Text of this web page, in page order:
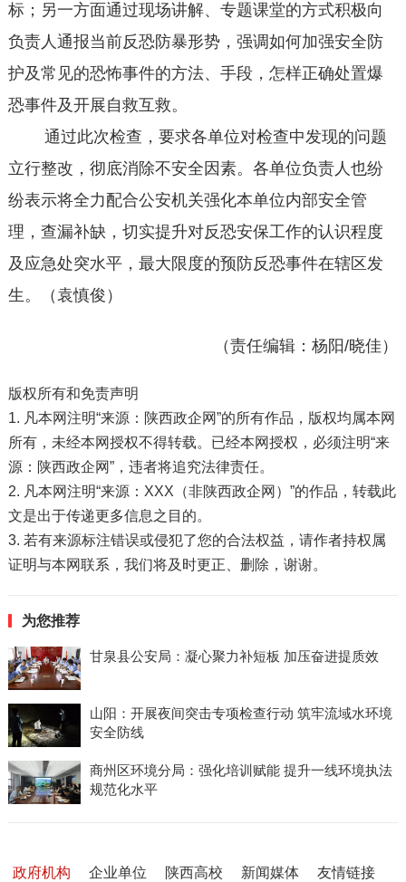
标；另一方面通过现场讲解、专题课堂的方式积极向
负责人通报当前反恐防暴形势，强调如何加强安全防
护及常见的恐怖事件的方法、手段，怎样正确处置爆
恐事件及开展自救互救。
通过此次检查，要求各单位对检查中发现的问题
立行整改，彻底消除不安全因素。各单位负责人也纷
纷表示将全力配合公安机关强化本单位内部安全管
理，查漏补缺，切实提升对反恐安保工作的认识程度
及应急处突水平，最大限度的预防反恐事件在辖区发
生。（袁慎俊）
（责任编辑：杨阳/晓佳）
版权所有和免责声明
1. 凡本网注明“来源：陕西政企网”的所有作品，版权均属本网
所有，未经本网授权不得转载。已经本网授权，必须注明“来
源：陕西政企网”，违者将追究法律责任。
2. 凡本网注明“来源：XXX（非陕西政企网）”的作品，转载此
文是出于传递更多信息之目的。
3. 若有来源标注错误或侵犯了您的合法权益，请作者持权属
证明与本网联系，我们将及时更正、删除，谢谢。
为您推荐
甘泉县公安局：凝心聚力补短板 加压奋进提质效
山阳：开展夜间突击专项检查行动 筑牢流域水环境
安全防线
商州区环境分局：强化培训赋能 提升一线环境执法
规范化水平
政府机构 企业单位 陕西高校 新闻媒体 友情链接